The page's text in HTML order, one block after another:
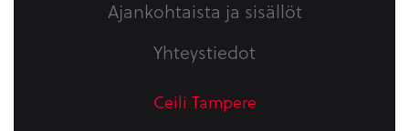
Ajankohtaista ja sisällöt
Yhteystiedot
Ceili Tampere